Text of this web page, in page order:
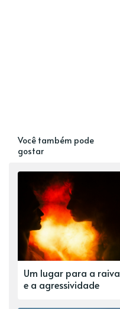
Você também pode
gostar
Um lugar para a raiva
e a agressividade